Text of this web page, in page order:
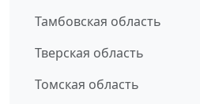
Тамбовская область
Тверская область
Томская область